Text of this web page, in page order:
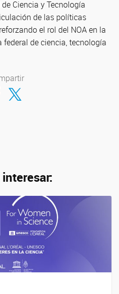
Ciencia y Tecnología
de las políticas
el rol del NOA en la
de ciencia, tecnología
en Facebook
Compartir en Twitter